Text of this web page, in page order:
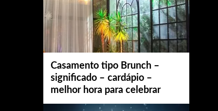
Casamento tipo Brunch –
significado – cardápio –
melhor hora para celebrar